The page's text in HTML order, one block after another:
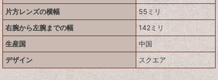
片方レンズの横幅
55ミリ
右腕から左腕までの幅
142ミリ
生産国
中国
デザイン
スクエア